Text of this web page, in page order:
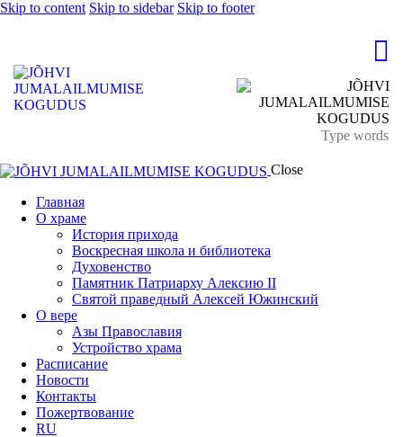
Skip to content Skip to sidebar Skip to footer
Close
Главная
О храме
История прихода
Воскресная школа и библиотека
Духовенство
Памятник Патриарху Алексию II
Святой праведный Алексей Южинский
О вере
Азы Православия
Устройство храма
Расписание
Новости
Контакты
Пожертвование
RU